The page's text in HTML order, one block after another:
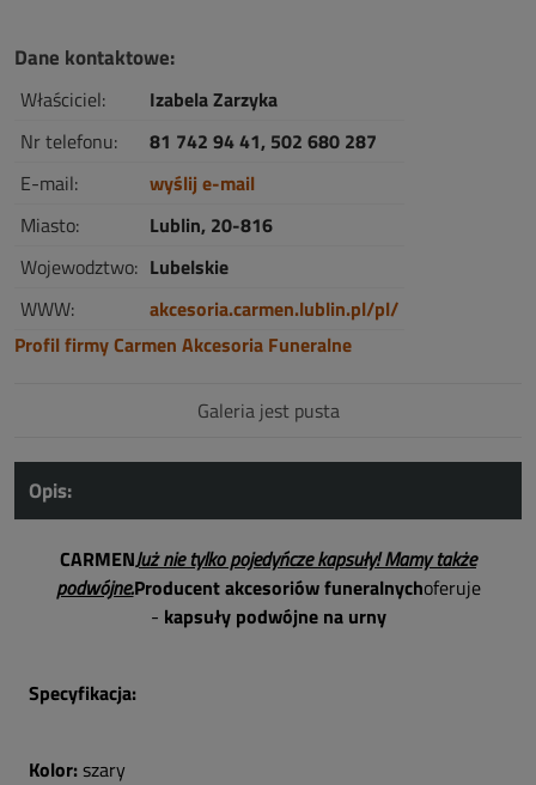
Dane kontaktowe:
Właściciel:
Izabela Zarzyka
Nr telefonu:
81 742 94 41, 502 680 287
E-mail:
wyślij e-mail
Miasto:
Lublin, 20-816
Wojewodztwo: Lubelskie
WWW:
akcesoria.carmen.lublin.pl/pl/
Profil firmy Carmen Akcesoria Funeralne
Galeria jest pusta
Opis:
CARMENJuż nie tylko pojedyńcze kapsuły! Mamy także
podwójne.Producent akcesoriów funeralnychoferuje
- kapsuły podwójne na urny
Specyfikacja:
Kolor:szary